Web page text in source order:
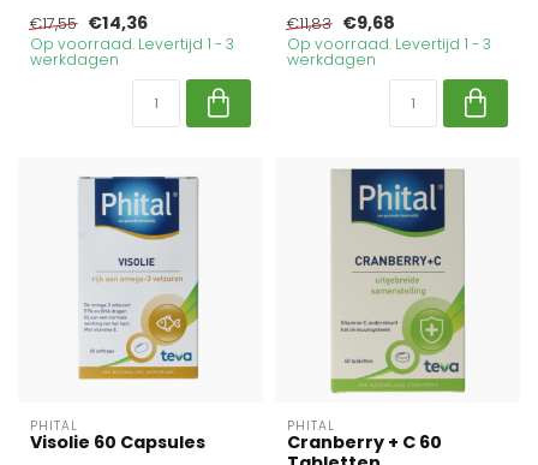
€17,55 €14,36
Op voorraad. Levertijd 1 - 3
werkdagen
€11,83 €9,68
Op voorraad. Levertijd 1 - 3
werkdagen
PHITAL
Visolie 60 Capsules
PHITAL
Cranberry + C 60